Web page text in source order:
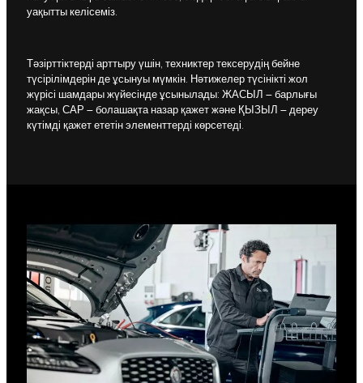
уақытты келісеміз.
Тәзірттіктерді арттыру үшін, техниктер тексерудің бейне
түсірілімдерін де ұсынуы мүмкін. Нәтижелер түсінікті жол
жүрісі шамдары жүйесінде ұсынылады: ЖАСЫЛ – барлығы
жақсы, САР – болашақта назар қажет және ҚЫЗЫЛ – дереу
күтімді қажет ететін элементтерді көрсетеді.